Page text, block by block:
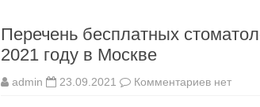
Перечень бесплатных
2021 году в Москве
admin 23.09.2021 Комментариевкнет